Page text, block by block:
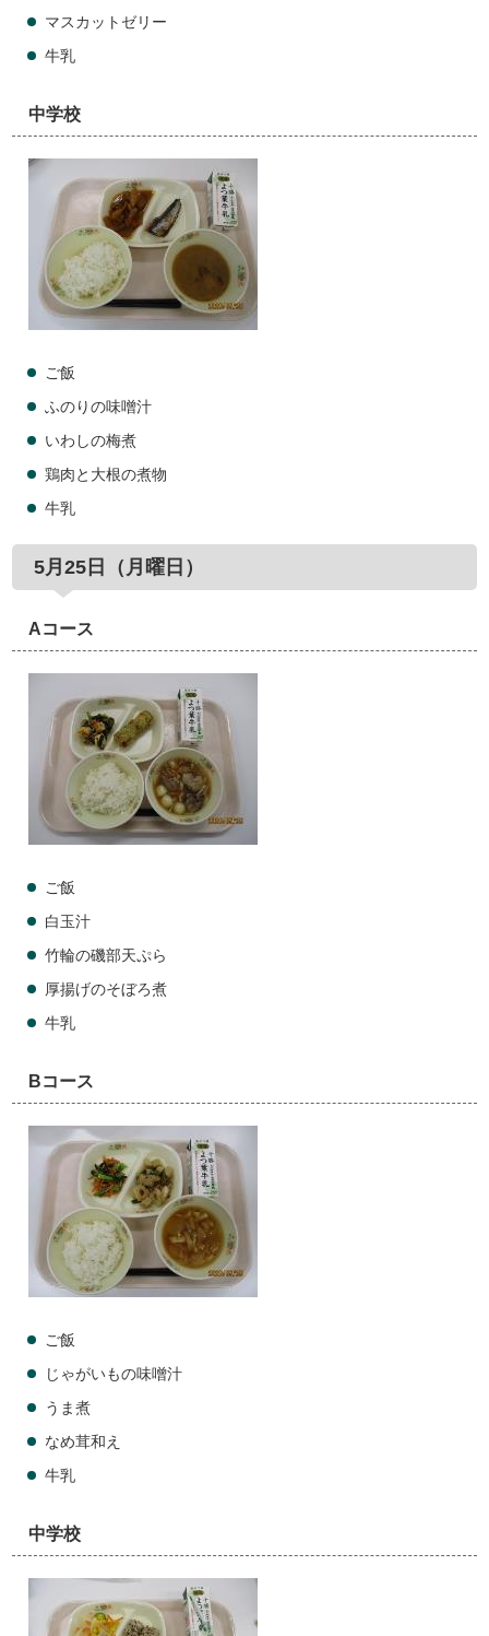
マスカットゼリー
牛乳
中学校
ご飯
ふのりの味噌汁
いわしの梅煮
鶏肉と大根の煮物
牛乳
5月25日（月曜日）
Aコース
ご飯
白玉汁
竹輪の磯部天ぷら
厚揚げのそぼろ煮
牛乳
Bコース
ご飯
じゃがいもの味噌汁
うま煮
なめ茸和え
牛乳
中学校